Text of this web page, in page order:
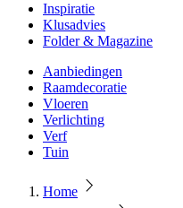
Inspiratie
Klusadvies
Folder & Magazine
Aanbiedingen
Raamdecoratie
Vloeren
Verlichting
Verf
Tuin
Home